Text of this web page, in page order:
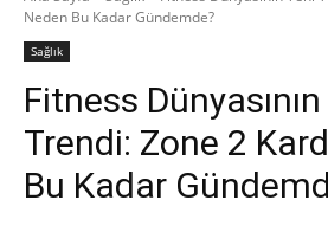
Neden Bu Kadar Gündemde?
Sağlık
Fitness
Trendi: Zone 2
Bu Kadar